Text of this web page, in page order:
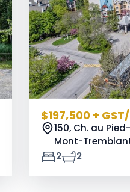
$197,500 +
150, Ch. au
Mont-
2
2